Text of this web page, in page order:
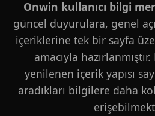
Onwin kullanıcı bilgi
güncel duyurulara, genel
içeriklerine tek bir sayfa
amacıyla
yenilenen içerik yapısı
aradıkları bilgilere daha